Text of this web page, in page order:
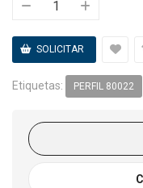
Etiquetas: PERFIL 80022